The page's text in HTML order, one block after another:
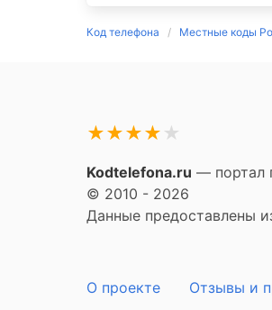
Код телефона Местные коды
★
★
★
★
★
Kodtelefona.ru — портал
© 2010 - 2026
Данные предоставлены
О проекте Отзывы и